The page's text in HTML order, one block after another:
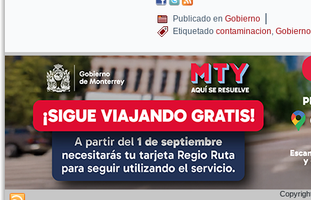
Publicado en Gobierno |
Etiquetado contaminacion, Gobierno